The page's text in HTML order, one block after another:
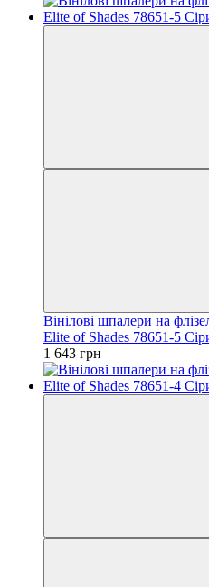
Вінілові шпалери на
Elite of Shades 78651-5
1 643 грн